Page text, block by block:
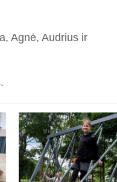
Agnė, Audrius ir